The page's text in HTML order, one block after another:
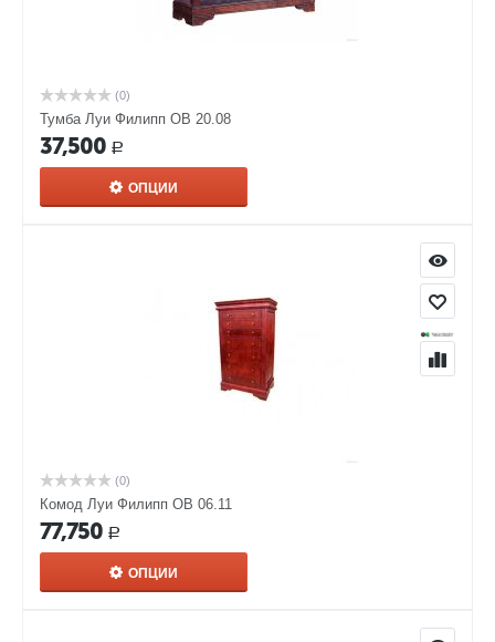
(0)
Тумба Луи Филипп ОВ 20.08
37,500 Р
ОПЦИИ
(0)
Комод Луи Филипп ОВ 06.11
77,750 Р
ОПЦИИ